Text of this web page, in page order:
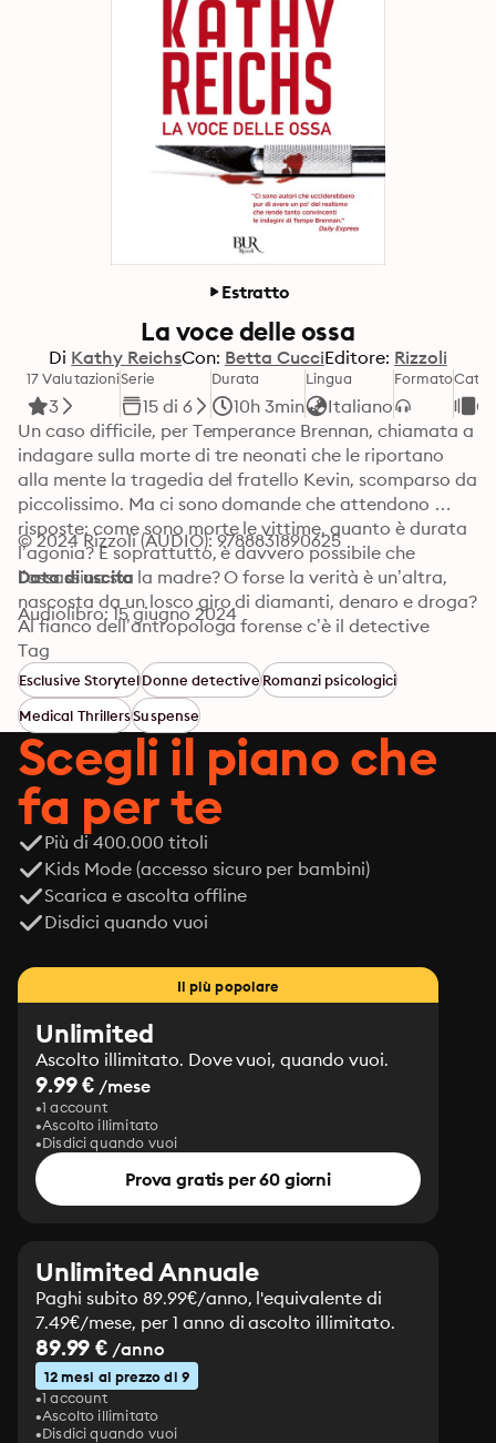
Estratto
La voce delle ossa
Di Kathy ReichsCon: Betta CucciEditore: Rizzoli
17 Valutazioni
3
Serie
15 di 6
Durata
10h 3min
Lingua
Italiano
Formato
Un caso difficile, per Temperance Brennan, chiamata a
indagare sulla morte di tre neonati che le riportano
alla mente la tragedia del fratello Kevin, scomparso da
piccolissimo. Ma ci sono domande che attendono
risposte: come sono morte le vittime, quanto è durata
l’agonia? E soprattutto, è davvero possibile che
l’assassina sia la madre? O forse la verità è un’altra,
nascosta da un losco giro di diamanti, denaro e droga?
Al fianco dell’antropologa forense c’è il detective
Andrew Ryan, con il quale anni prima Tempe ha avuto
una relazione, forse mai del tutto chiusa. Con la
consueta maestria Kathy Reichs costruisce una trama
dal ritmo implacabile, densa di emozioni e colpi di
scena.
© 2024 Rizzoli (AUDIO): 9788831890625
Data di uscita
Audiolibro: 15 giugno 2024
Tag
Esclusive StorytelDonne detectiveRomanzi psicologici
Medical ThrillersSuspense
Scegli il piano che
fa per te
Più di 400.000 titoli
Kids Mode (accesso sicuro per bambini)
Scarica e ascolta offline
Disdici quando vuoi
Il più popolare
Unlimited
Ascolto illimitato. Dove vuoi, quando vuoi.
9.99 € /mese
1 account
Ascolto illimitato
Disdici quando vuoi
Prova gratis per 60 giorni
Unlimited Annuale
Paghi subito 89.99€/anno, l'equivalente di
7.49€/mese, per 1 anno di ascolto illimitato.
89.99 € /anno
12 mesi al prezzo di 9
1 account
Ascolto illimitato
Disdici quando vuoi